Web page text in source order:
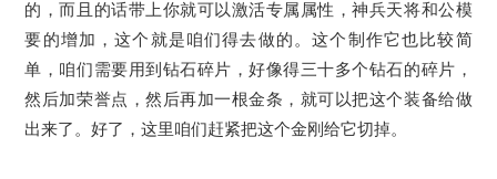
的，而且的话带上你就可以激活专属属性，神兵天将和公模
要的增加，这个就是咱们得去做的。这个制作它也比较简
单，咱们需要用到钻石碎片，好像得三十多个钻石的碎片，
然后加荣誉点，然后再加一根金条，就可以把这个装备给做
出来了。好了，这里咱们赶紧把这个金刚给它切掉。